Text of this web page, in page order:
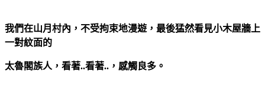
我們在山月村內，不受拘束地漫遊，最後猛然看見小木屋牆上
一對紋面的
太魯閣族人，看著..看著..，感觸良多。